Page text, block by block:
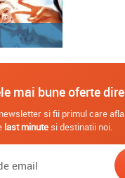
mai bune oferte
si fii primul care
last minutesi destinatii noi.